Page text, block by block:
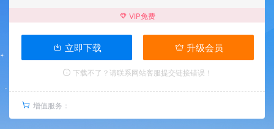
VIP免费
立即下载 升级会员
下载不了？请联系网站客服提交链接错误！
增值服务：